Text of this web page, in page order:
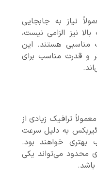
نیاز به جابجایی
نیز الزامی نیست،
مناسبی هستند. این
و قدرت مناسب برای
ترافیک زیادی از
گیربکس به دلیل سرعت
بهتری خواهند بود.
محدود می‌تواند یکی